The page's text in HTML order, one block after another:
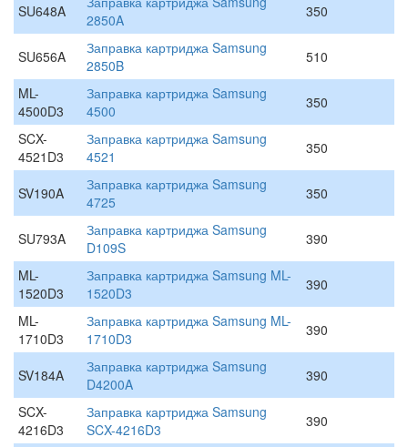
SU648A
2850A
350
SU656A
Заправка картриджа Samsung
2850B
510
ML-
4500D3
Заправка картриджа Samsung
4500
350
SCX-
4521D3
Заправка картриджа Samsung
4521
350
SV190A
Заправка картриджа Samsung
4725
350
SU793A
Заправка картриджа Samsung
D109S
390
ML-
1520D3
Заправка картриджа Samsung ML-
1520D3
390
ML-
1710D3
Заправка картриджа Samsung ML-
1710D3
390
SV184A
Заправка картриджа Samsung
D4200A
390
SCX-
4216D3
Заправка картриджа Samsung
SCX-4216D3
390